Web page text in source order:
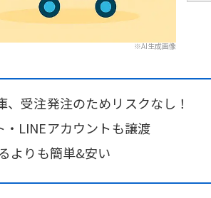
※AI生成画像
受注発注のためリスクなし！
LINEアカウントも譲渡
よりも簡単&安い